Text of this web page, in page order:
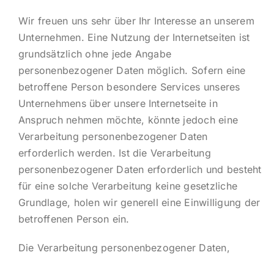
Wir freuen uns sehr über Ihr Interesse an unserem
Unternehmen. Eine Nutzung der Internetseiten ist
grundsätzlich ohne jede Angabe
personenbezogener Daten möglich. Sofern eine
betroffene Person besondere Services unseres
Unternehmens über unsere Internetseite in
Anspruch nehmen möchte, könnte jedoch eine
Verarbeitung personenbezogener Daten
erforderlich werden. Ist die Verarbeitung
personenbezogener Daten erforderlich und besteht
für eine solche Verarbeitung keine gesetzliche
Grundlage, holen wir generell eine Einwilligung der
betroffenen Person ein.
Die Verarbeitung personenbezogener Daten,